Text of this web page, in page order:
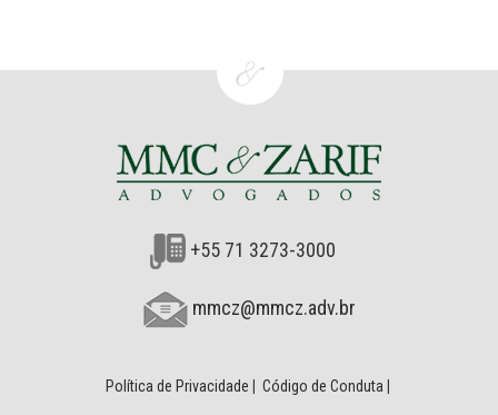
+55 71 3273-3000
mmcz@mmcz.adv.br
Política de Privacidade Código de Conduta